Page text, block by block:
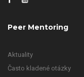
Peer Mentoring
Aktuality
Často kladené otázky